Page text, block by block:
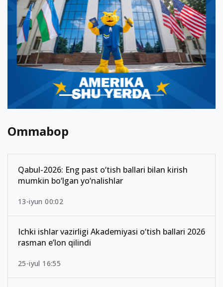
Ommabop
Qabul-2026: Eng past o‘tish ballari bilan kirish
mumkin bo‘lgan yo‘nalishlar
13-iyun 00:02
Ichki ishlar vazirligi Akademiyasi o‘tish ballari 2026
rasman e’lon qilindi
25-iyul 16:55